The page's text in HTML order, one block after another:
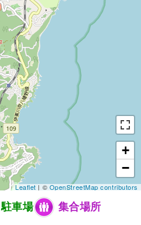
+
−
Leaflet| ©OpenStreetMap contributors
駐車場 集合場所